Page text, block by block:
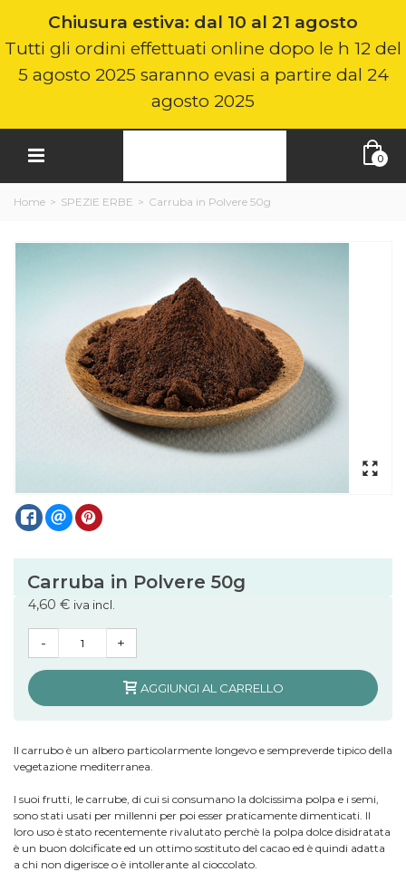
Chiusura estiva: dal 10 al 21 agosto
Tutti gli ordini effettuati online dopo le h 12 del
5 agosto 2025 saranno evasi a partire dal 24
agosto 2025
0
Home > SPEZIE ERBE > Carruba in Polvere 50g
Carruba in Polvere 50g
4,60 € iva incl.
- +
AGGIUNGI AL CARRELLO
Il carrubo è un albero particolarmente longevo e sempreverde tipico della
vegetazione mediterranea.
I suoi frutti, le carrube, di cui si consumano la dolcissima polpa e i semi,
sono stati usati per millenni per poi esser praticamente dimenticati. Il
loro uso è stato recentemente rivalutato perchè la polpa dolce disidratata
è un buon dolcificate ed un ottimo sostituto del cacao ed è quindi adatta
a chi non digerisce o è intollerante al cioccolato.